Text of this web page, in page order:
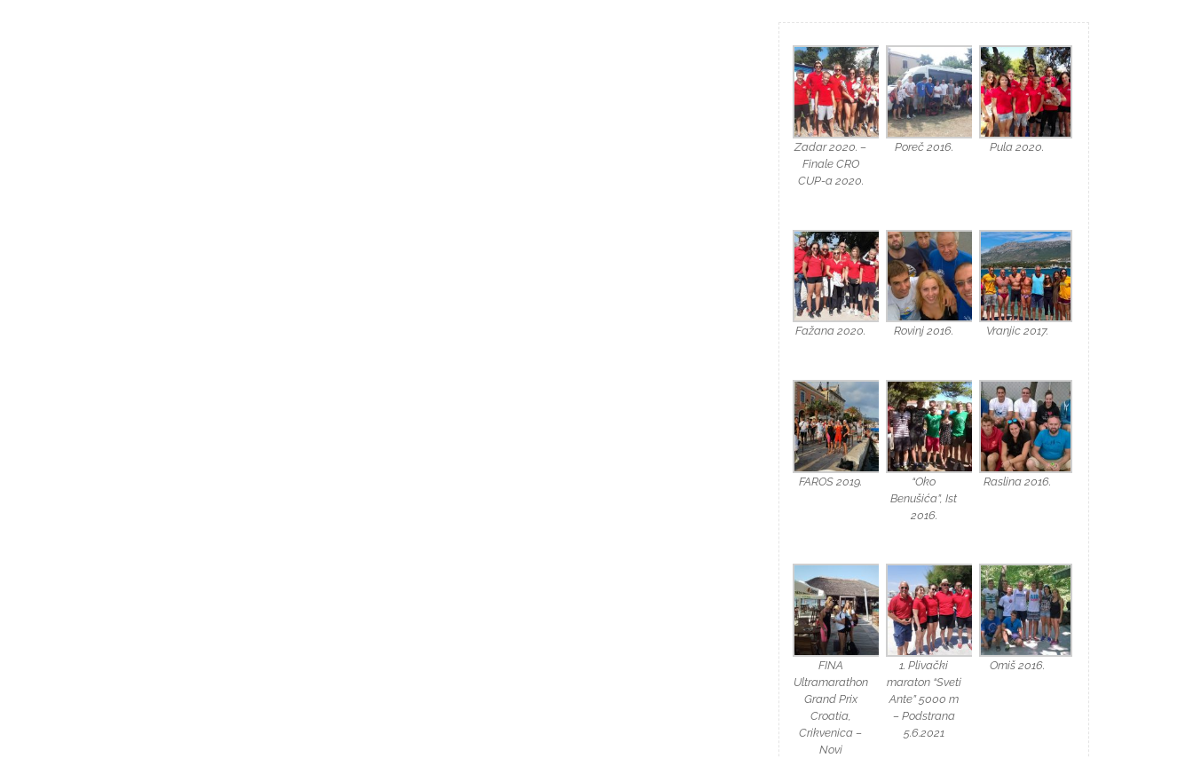
Zadar 2020. –
Finale CRO
CUP-a 2020.
Poreč 2016. Pula 2020.
Fažana 2020. Rovinj 2016. Vranjic 2017.
FAROS 2019.
“Oko
Benušića”, Ist
2016.
Raslina 2016.
FINA
Ultramarathon
Grand Prix
Croatia,
Crikvenica –
Novi
1. Plivački
maraton “Sveti
Ante” 5000 m
– Podstrana
5.6.2021
Omiš 2016.